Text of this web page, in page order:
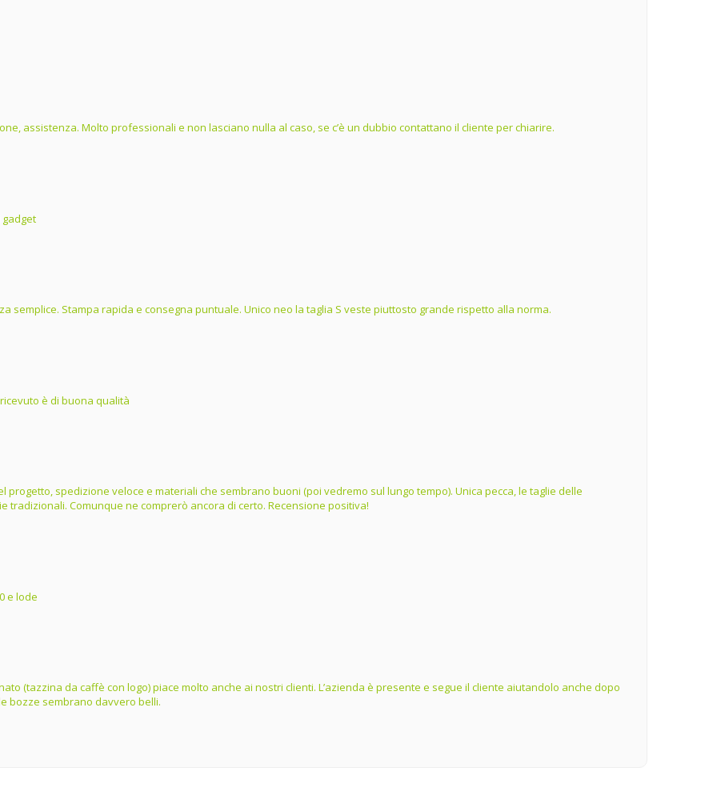
assistenza. Molto professionali e non lasciano nulla al caso, se c’è un dubbio contattano il cliente per chiarire.
semplice. Stampa rapida e consegna puntuale. Unico neo la taglia S veste piuttosto grande rispetto alla norma.
è di buona qualità
spedizione veloce e materiali che sembrano buoni (poi vedremo sul lungo tempo). Unica pecca, le taglie delle
tradizionali. Comunque ne comprerò ancora di certo. Recensione positiva!
e lode
(tazzina da caffè con logo) piace molto anche ai nostri clienti. L’azienda è presente e segue il cliente aiutandolo anche dopo
bozze sembrano davvero belli.